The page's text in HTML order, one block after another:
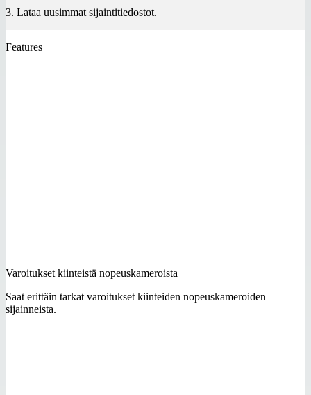
3. Lataa uusimmat sijaintitiedostot.
Features
Varoitukset kiinteistä nopeuskameroista
Saat erittäin tarkat varoitukset kiinteiden nopeuskameroiden
sijainneista.